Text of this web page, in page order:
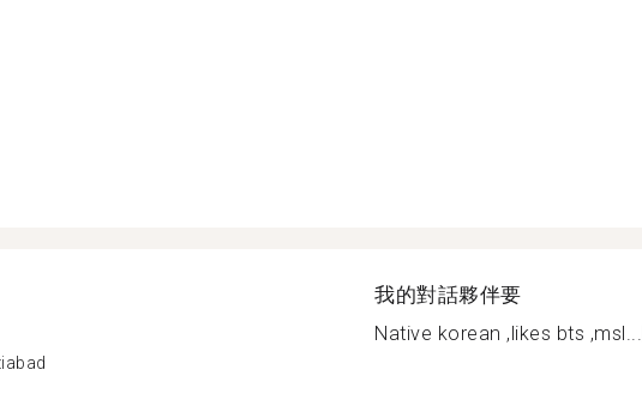
我的對話夥伴要
Native korean ,likes bts ,msl...